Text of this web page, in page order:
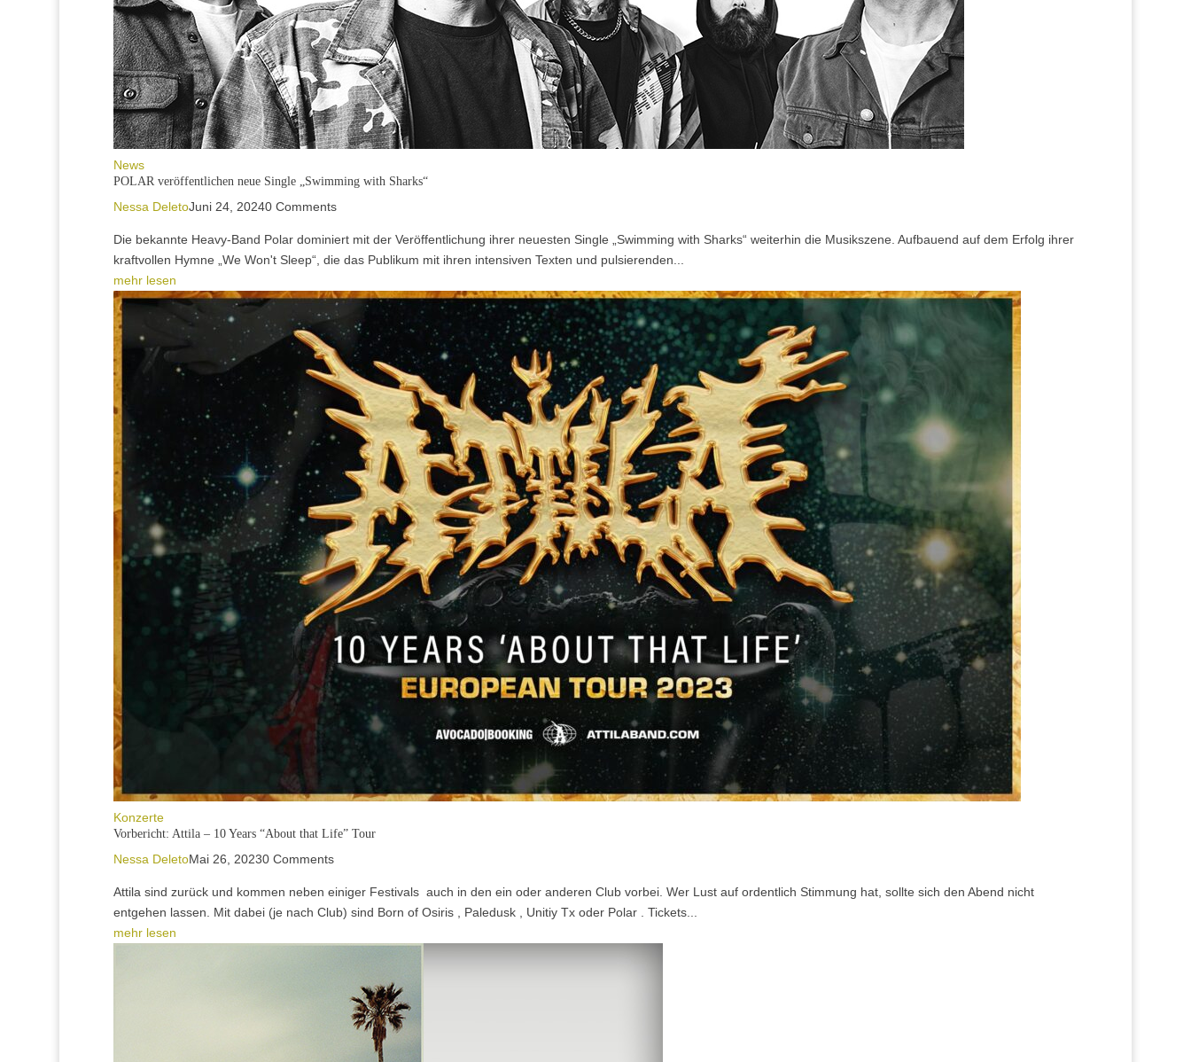
News
POLAR veröffentlichen neue Single „Swimming with Sharks“
Nessa DeletoJuni 24, 20240 Comments
Die bekannte Heavy-Band Polar dominiert mit der Veröffentlichung ihrer neuesten Single „Swimming with Sharks“ weiterhin die Musikszene. Aufbauend auf dem Erfolg ihrer
kraftvollen Hymne „We Won't Sleep“, die das Publikum mit ihren intensiven Texten und pulsierenden...
mehr lesen
Konzerte
Vorbericht: Attila – 10 Years “About that Life” Tour
Nessa DeletoMai 26, 20230 Comments
Attila sind zurück und kommen neben einiger Festivals auch in den ein oder anderen Club vorbei. Wer Lust auf ordentlich Stimmung hat, sollte sich den Abend nicht
entgehen lassen. Mit dabei (je nach Club) sind Born of Osiris , Paledusk , Unitiy Tx oder Polar . Tickets...
mehr lesen